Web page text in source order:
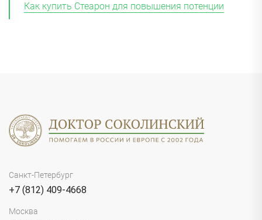
Как купить Стеарон для повышения потенции
Санкт-Петербург
+7 (812) 409-4668
Москва